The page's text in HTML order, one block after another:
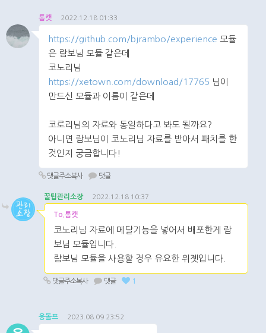
톰캣 2022.12.18 01:33
https://github.com/bjrambo/experience 모듈
은 람보님 모듈 같은데
코노리님
https://xetown.com/download/17765 님이
만드신 모듈과 이름이 같은데
코로리님의 자료와 동일하다고 봐도 될까요?
아니면 람보님이 코노리님 자료를 받아서 패치를 한
것인지 궁금합니다!
댓글주소복사 댓글
꿀팁관리소장 2022.12.18 10:37
To.톰캣
코노리님 자료에 메달기능을 넣어서 배포한게 람
보님 모듈입니다.
람보님 모듈을 사용할 경우 유요한 위젯입니다.
댓글주소복사 댓글 1
웅돌프 2023.08.09 23:52